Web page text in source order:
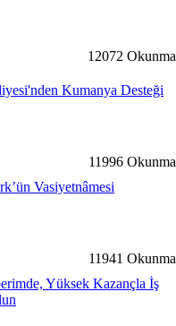
detay ›
12072 Okunma
Kumanya Desteği
11996 Okunma
Vasiyetnâmesi
11941 Okunma
Yüksek Kazançla İş